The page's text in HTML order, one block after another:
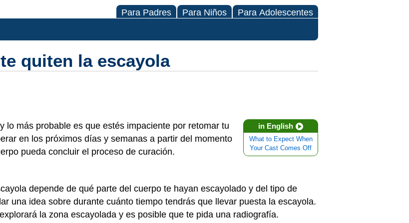
Para Padres Para Niños Para Adolescentes
quiten la escayola
in English
What to Expect When
Your Cast Comes Off
lo más probable es que estés impaciente por retomar tu
en los próximos días y semanas a partir del momento
pueda concluir el proceso de curación.
depende de qué parte del cuerpo te hayan escayolado y del tipo de
una idea sobre durante cuánto tiempo tendrás que llevar puesta la escayola.
la zona escayolada y es posible que te pida una radiografía.